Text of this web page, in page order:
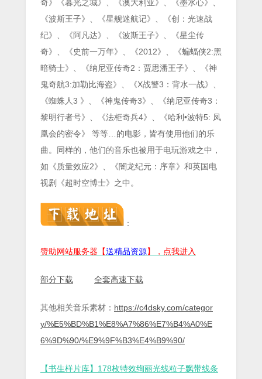
奇》《暮光之城》、《澳大利亚》、《墨水心》、
《波斯王子》、《星舰迷航记》、《创：光速战
纪》、《阿凡达》、《波斯王子》、《星尘传
奇》、《史前一万年》、《2012》、《蝙蝠侠2:黑
暗骑士》、《纳尼亚传奇2：贾思潘王子》、《神
鬼奇航3:加勒比海盗》、《X战警3：背水一战》、
《蜘蛛人3 》、《神鬼传奇3》、《纳尼亚传奇3：
黎明行者号》、《法柜奇兵4》、《哈利•波特5: 凤
凰会的密令》 等等…的电影，皆有使用他们的乐
曲。同样的，他们的音乐也被用于电玩游戏之中，
如《质量效应2》、《闇龙纪元：序章》和英国电
视剧《超时空博士》之中。
：
赞助网站服务器【送精品资源】，点我进入
部分下载 全套高速下载
其他相关音乐素材： https://c4dsky.com/categor
y/%E5%BD%B1%E8%A7%86%E7%B4%A0%E
6%9D%90/%E9%9F%B3%E4%B9%90/
【书生样片库】178枚特效绚丽光线粒子飘带线条